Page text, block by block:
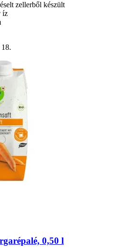
zellerből készült
íz
0,50 l